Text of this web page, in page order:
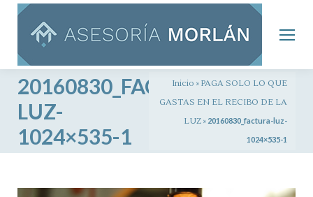
20160830_FACTURA-
LUZ-
1024×535-1
Inicio » PAGA SOLO LO QUE
GASTAS EN EL RECIBO DE LA
LUZ » 20160830_factura-luz-
1024×535-1